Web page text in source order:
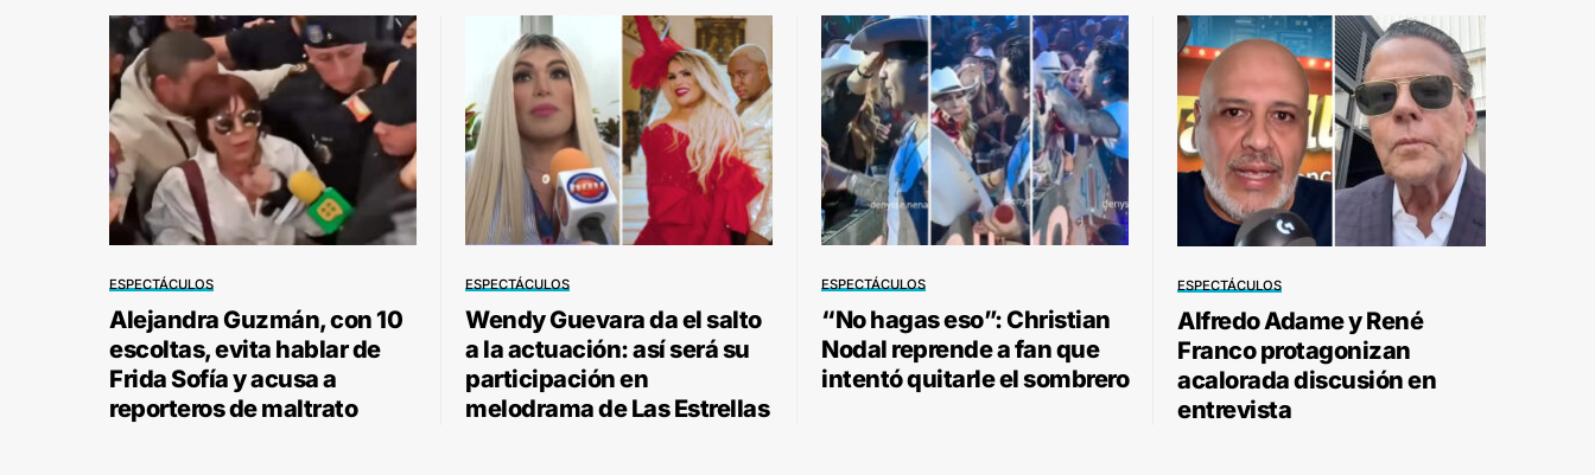
ESPECTÁCULOS
Alejandra Guzmán, con 10
escoltas, evita hablar de
Frida Sofía y acusa a
reporteros de maltrato
ESPECTÁCULOS
Wendy Guevara da el salto
a la actuación: así será su
participación en
melodrama de Las Estrellas
ESPECTÁCULOS
“No hagas eso”: Christian
Nodal reprende a fan que
intentó quitarle el sombrero
ESPECTÁCULOS
Alfredo Adame y René
Franco protagonizan
acalorada discusión en
entrevista